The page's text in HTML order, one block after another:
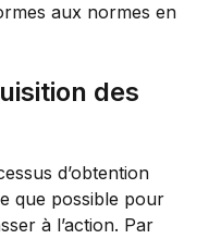
aux normes en
des
d’obtention
que possible pour
à l’action. Par